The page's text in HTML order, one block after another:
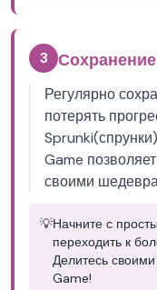
3
Регулярно
потерять
Game
своими
💡Начните с
переходить к
Делитесь
Game!